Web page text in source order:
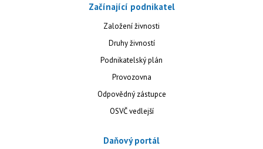
Začínající podnikatel
Založení živnosti
Druhy živností
Podnikatelský plán
Provozovna
Odpovědný zástupce
OSVČ vedlejší
Daňový portál